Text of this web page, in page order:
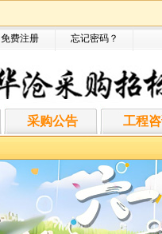
免费注册 忘记密码？
采购公告 工程